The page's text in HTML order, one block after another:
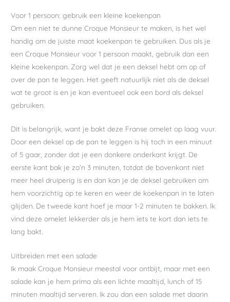
Voor 1 persoon: gebruik een kleine koekenpan
Om een niet te dunne Croque Monsieur te maken, is het wel
handig om de juiste maat koekenpan te gebruiken. Dus als je
een Croque Monsieur voor 1 persoon maakt, gebruik dan een
kleine koekenpan. Zorg wel dat je een deksel hebt om op of
over de pan te leggen. Het geeft natuurlijk niet als de deksel
wat te groot is en je kan eventueel ook een bord als deksel
gebruiken.
Dit is belangrijk, want je bakt deze Franse omelet op laag vuur.
Door een deksel op de pan te leggen is hij toch in een minuut
of 5 gaar, zonder dat je een donkere onderkant krijgt. De
eerste kant bak je zo’n 3 minuten, totdat de bovenkant niet
meer heel druiperig is en dan kan je de deksel gebruiken om
hem voorzichtig op te keren en weer de koekenpan in te laten
glijden. De tweede kant hoef je maar 1-2 minuten te bakken. Ik
vind deze omelet lekkerder als je hem iets te kort dan iets te
lang bakt.
Uitbreiden met een salade
Ik maak Croque Monsieur meestal voor ontbijt, maar met een
salade kan je hem prima als een lichte maaltijd, lunch of 15
minuten maaltijd serveren. Ik zou dan een salade met daarin